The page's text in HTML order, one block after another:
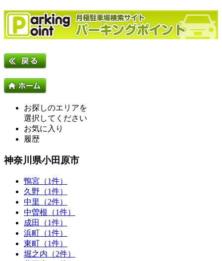
お探しのエリアを
選択してください
お気に入り
履歴
神奈川県小田原市
鴨宮（1件）
久野（1件）
中里（2件）
中曽根（1件）
成田（1件）
浜町（1件）
東町（1件）
堀之内（2件）